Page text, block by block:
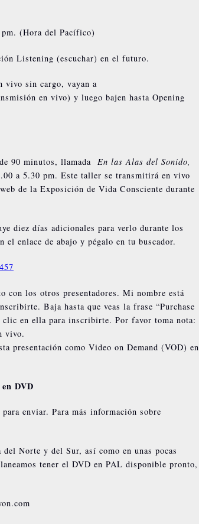
(Hora del Pacífico)
Listening (escuchar) en el futuro.
vivo sin cargo, vayan a
en vivo) y luego bajen hasta Opening
90 minutos, llamada En las Alas del Sonido,
a 5.30 pm. Este taller se transmitirá en vivo
de la Exposición de Vida Consciente durante
diez días adicionales para verlo durante los
el enlace de abajo y pégalo en tu buscador.
con los otros presentadores. Mi nombre está
Baja hasta que veas la frase “Purchase
en ella para inscribirte. Por favor toma nota:
vivo.
presentación como Video on Demand (VOD) en
DVD
enviar. Para más información sobre
Norte y del Sur, así como en unas pocas
tener el DVD en PAL disponible pronto,